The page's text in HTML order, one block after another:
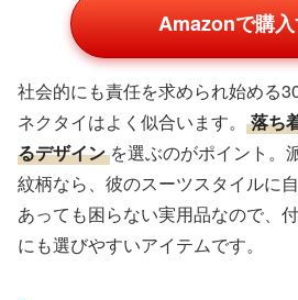
Amazonで購
社会的にも責任を求められ始める
ネクタイはよく似合います。
落ち
るデザイン を選ぶのがポイント。
紋柄なら、彼のスーツスタイルに
あっても困らない実用品なので、
にも選びやすいアイテムです。